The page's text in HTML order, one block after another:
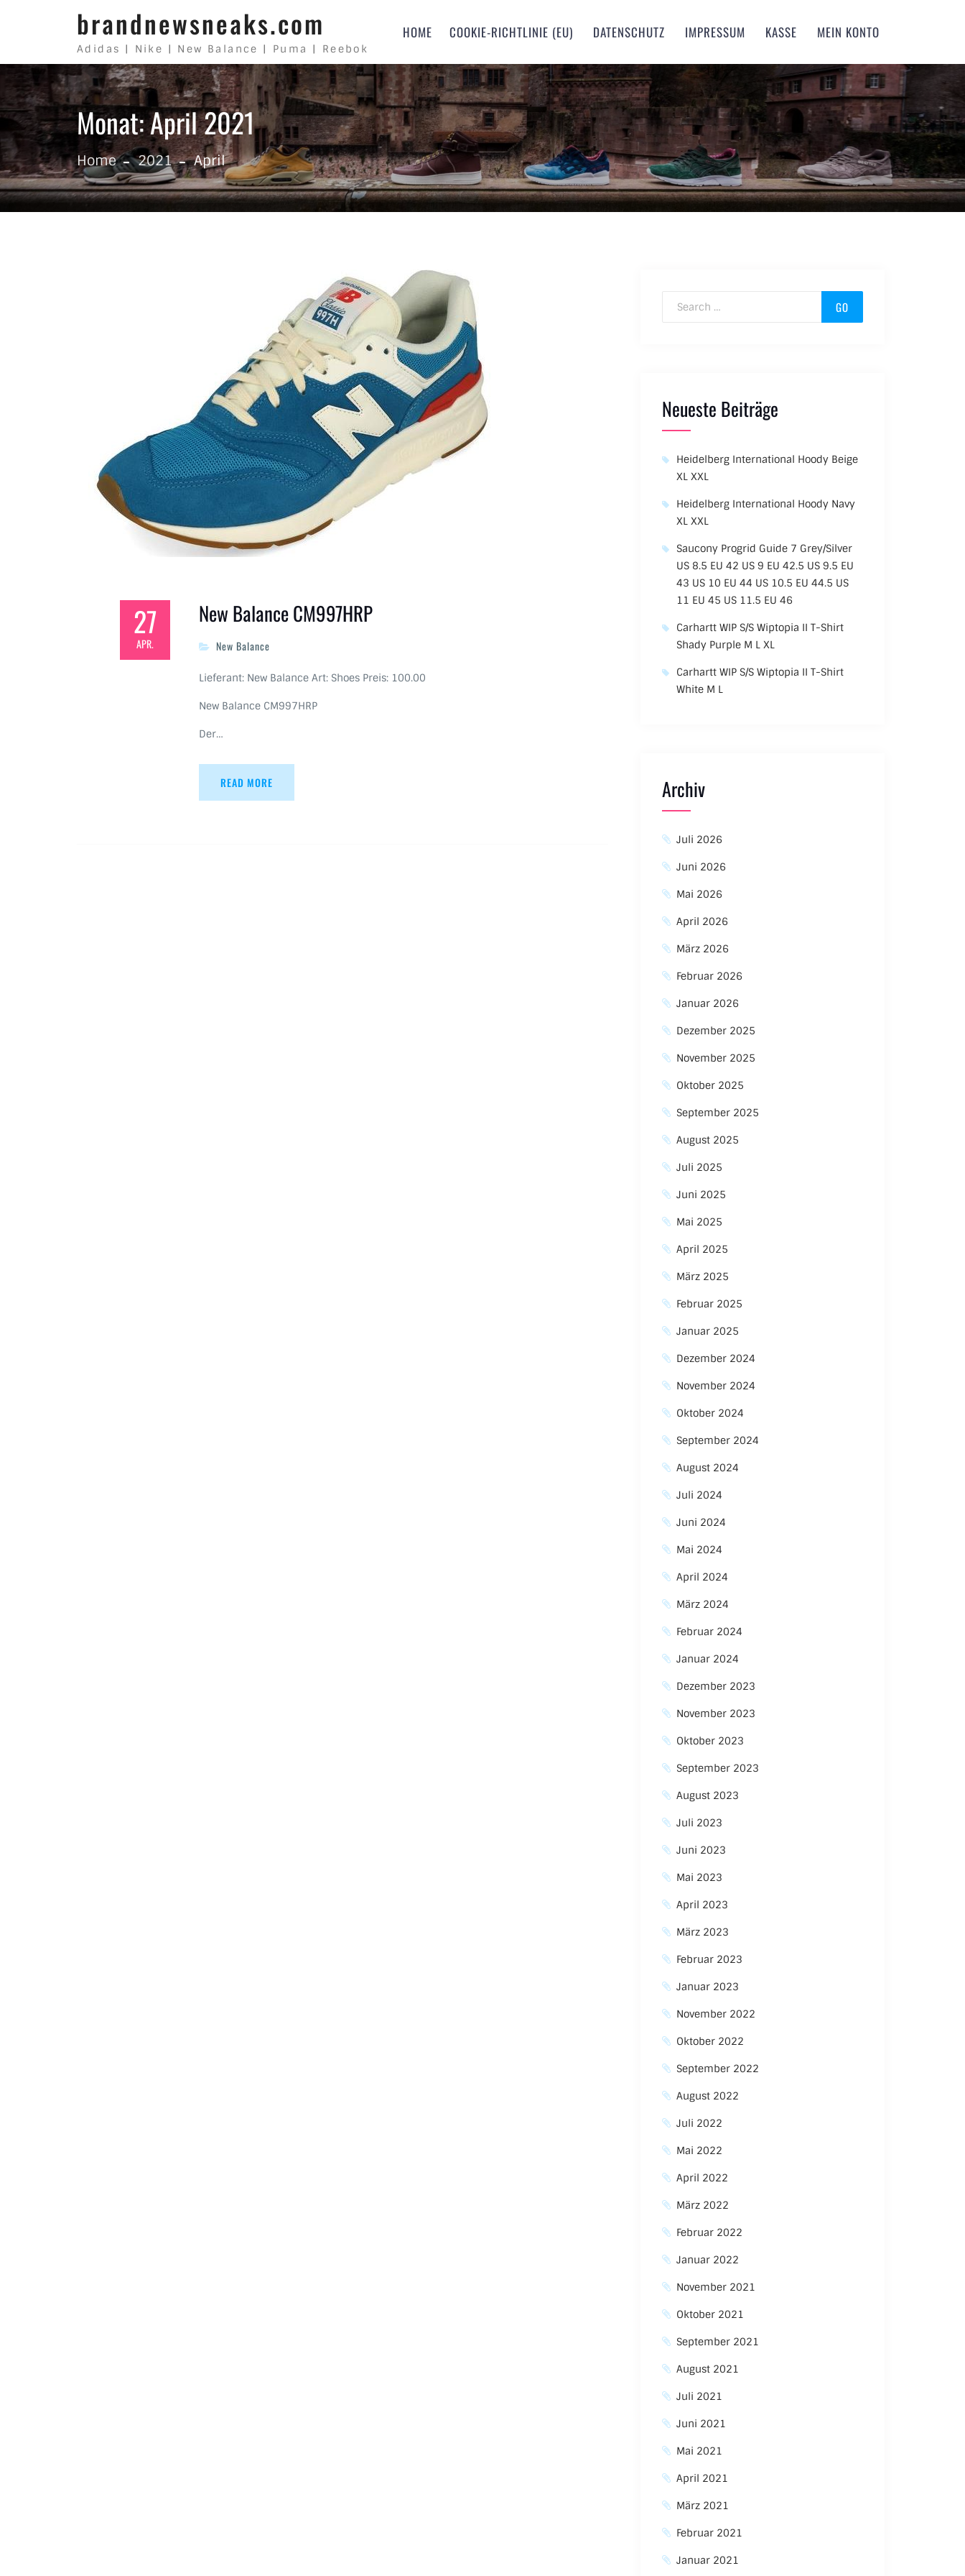
brandnewsneaks.com
Adidas | Nike | New Balance | Puma | Reebok
HOME COOKIE-RICHTLINIE (EU) DATENSCHUTZ IMPRESSUM KASSE MEIN KONTO
Monat: April 2021
Home 2021 April
27
APR.
New Balance CM997HRP
New Balance
Lieferant: New Balance Art: Shoes Preis: 100.00
New Balance CM997HRP
Der…
READ MORE
Search for:
Neueste Beiträge
Heidelberg International Hoody Beige
XL XXL
Heidelberg International Hoody Navy
XL XXL
Saucony Progrid Guide 7 Grey/Silver
US 8.5 EU 42 US 9 EU 42.5 US 9.5 EU
43 US 10 EU 44 US 10.5 EU 44.5 US
11 EU 45 US 11.5 EU 46
Carhartt WIP S/S Wiptopia II T-Shirt
Shady Purple M L XL
Carhartt WIP S/S Wiptopia II T-Shirt
White M L
Archiv
Juli 2026
Juni 2026
Mai 2026
April 2026
März 2026
Februar 2026
Januar 2026
Dezember 2025
November 2025
Oktober 2025
September 2025
August 2025
Juli 2025
Juni 2025
Mai 2025
April 2025
März 2025
Februar 2025
Januar 2025
Dezember 2024
November 2024
Oktober 2024
September 2024
August 2024
Juli 2024
Juni 2024
Mai 2024
April 2024
März 2024
Februar 2024
Januar 2024
Dezember 2023
November 2023
Oktober 2023
September 2023
August 2023
Juli 2023
Juni 2023
Mai 2023
April 2023
März 2023
Februar 2023
Januar 2023
November 2022
Oktober 2022
September 2022
August 2022
Juli 2022
Mai 2022
April 2022
März 2022
Februar 2022
Januar 2022
November 2021
Oktober 2021
September 2021
August 2021
Juli 2021
Juni 2021
Mai 2021
April 2021
März 2021
Februar 2021
Januar 2021